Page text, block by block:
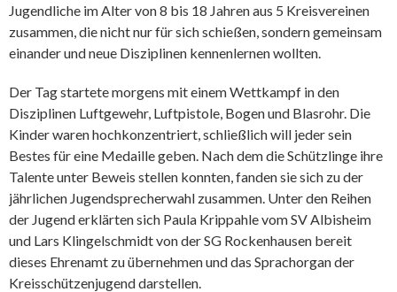
Jugendliche im Alter von 8 bis 18 Jahren aus 5 Kreisvereinen
zusammen, die nicht nur für sich schießen, sondern gemeinsam
einander und neue Disziplinen kennenlernen wollten.
Der Tag startete morgens mit einem Wettkampf in den
Disziplinen Luftgewehr, Luftpistole, Bogen und Blasrohr. Die
Kinder waren hochkonzentriert, schließlich will jeder sein
Bestes für eine Medaille geben. Nach dem die Schützlinge ihre
Talente unter Beweis stellen konnten, fanden sie sich zu der
jährlichen Jugendsprecherwahl zusammen. Unter den Reihen
der Jugend erklärten sich Paula Krippahle vom SV Albisheim
und Lars Klingelschmidt von der SG Rockenhausen bereit
dieses Ehrenamt zu übernehmen und das Sprachorgan der
Kreisschützenjugend darstellen.